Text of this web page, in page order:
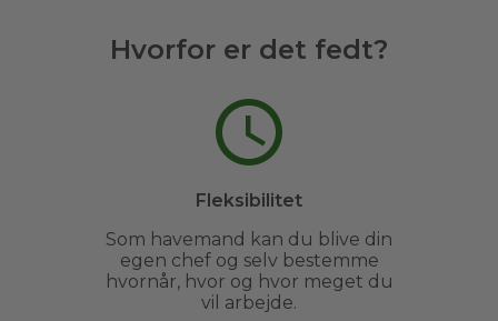
Hvorfor er det fedt?
Fleksibilitet
Som havemand kan du blive din
egen chef og selv bestemme
hvornår, hvor og hvor meget du
vil arbejde.